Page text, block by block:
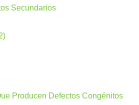
Secundarios
Producen Defectos Congénitos